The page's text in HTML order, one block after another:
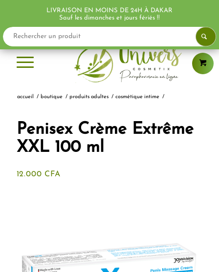
accueil / boutique / produits adultes / cosmétique intime /
Penisex Crème Extrême
XXL 100 ml
12.000 CFA
LIVRAISON EN MOINS DE 24H À DAKAR
Sauf les dimanches et jours fériés !!